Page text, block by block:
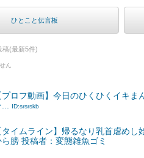
ひとこと伝言板
稿(最新5件)
ん
プロフ動画】今日のひくひくイキ
ID:srsrskb
タイムライン】帰るなり乳首虐め
ら膀 投稿者：変態雑魚ゴミ